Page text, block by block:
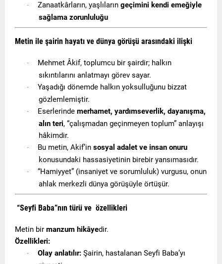
· Zanaatkârların, yaşlıların geçimini kendi emeğiyle
sağlama zorunluluğu
Metin ile şairin hayatı ve dünya görüşü arasındaki ilişki
·
Mehmet Âkif, toplumcu bir şairdir; halkın
sıkıntılarını anlatmayı görev sayar.
·
Yaşadığı dönemde halkın yoksulluğunu bizzat
gözlemlemiştir.
· Eserlerinde merhamet, yardımseverlik, dayanışma,
alın teri, “çalışmadan geçinmeyen toplum” anlayışı
hâkimdir.
· Bu metin, Akif’in sosyal adalet ve insan onuru
konusundaki hassasiyetinin birebir yansımasıdır.
·
“Hamiyyet” (insaniyet ve sorumluluk) vurgusu, onun
ahlak merkezli dünya görüşüyle örtüşür.
“Seyfi Baba”nın türü ve özellikleri
Metin bir manzum hikâyedir.
Özellikleri:
· Olay anlatılır: Şairin, hastalanan Seyfi Baba’yı